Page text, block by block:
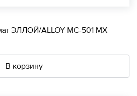
ЭЛЛОЙ/ALLOY МС-501 МХ
В корзину